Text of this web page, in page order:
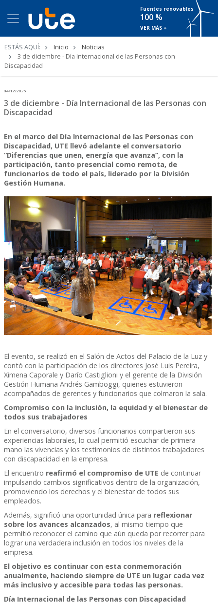
Fuentes renovables
100 %
VER MÁS +
ESTÁS AQUÍ: Inicio
Noticias
3 de diciembre - Día Internacional de las Personas con
Discapacidad
04/12/2025
3 de diciembre - Día Internacional de las Personas con
Discapacidad
En el marco del Día Internacional de las Personas con
Discapacidad, UTE llevó adelante el conversatorio
“Diferencias que unen, energía que avanza”, con la
participación, tanto presencial como remota, de
funcionarios de todo el país, liderado por la División
Gestión Humana.
El evento, se realizó en el Salón de Actos del Palacio de la Luz y
contó con la participación de los directores José Luis Pereira,
Ximena Caporale y Darío Castiglioni y el gerente de la División
Gestión Humana Andrés Gamboggi, quienes estuvieron
acompañados de gerentes y funcionarios que colmaron la sala.
Compromiso con la inclusión, la equidad y el bienestar de
todos sus trabajadores
En el conversatorio, diversos funcionarios compartieron sus
experiencias laborales, lo cual permitió escuchar de primera
mano las vivencias y los testimonios de distintos trabajadores
con discapacidad en la empresa.
El encuentro reafirmó el compromiso de UTE de continuar
impulsando cambios significativos dentro de la organización,
promoviendo los derechos y el bienestar de todos sus
empleados.
Además, significó una oportunidad única para reflexionar
sobre los avances alcanzados, al mismo tiempo que
permitió reconocer el camino que aún queda por recorrer para
lograr una verdadera inclusión en todos los niveles de la
empresa.
El objetivo es continuar con esta conmemoración
anualmente, haciendo siempre de UTE un lugar cada vez
más inclusivo y accesible para todas las personas.
Día Internacional de las Personas con Discapacidad